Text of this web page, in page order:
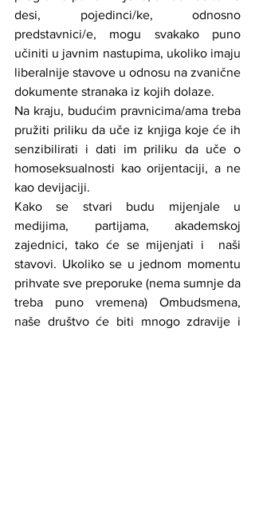
desi, pojedinci/ke, odnosno
predstavnici/e, mogu svakako puno
učiniti u javnim nastupima, ukoliko imaju
liberalnije stavove u odnosu na zvanične
dokumente stranaka iz kojih dolaze.
Na kraju, budućim pravnicima/ama treba
pružiti priliku da uče iz knjiga koje će ih
senzibilirati i dati im priliku da uče o
homoseksualnosti kao orijentaciji, a ne
kao devijaciji.
Kako se stvari budu mijenjale u
medijima, partijama, akademskoj
zajednici, tako će se mijenjati i  naši
stavovi. Ukoliko se u jednom momentu
prihvate sve preporuke (nema sumnje da
treba puno vremena) Ombudsmena,
naše društvo će biti mnogo zdravije i